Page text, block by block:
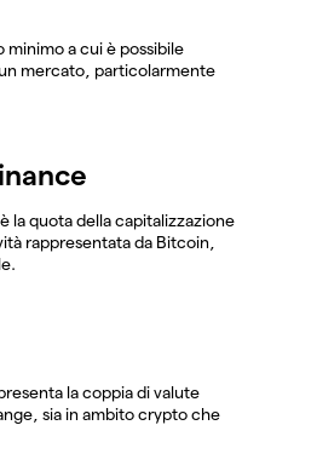
minimo a cui è possibile
mercato, particolarmente
la quota della capitalizzazione
rappresentata da Bitcoin,
la coppia di valute
sia in ambito crypto che